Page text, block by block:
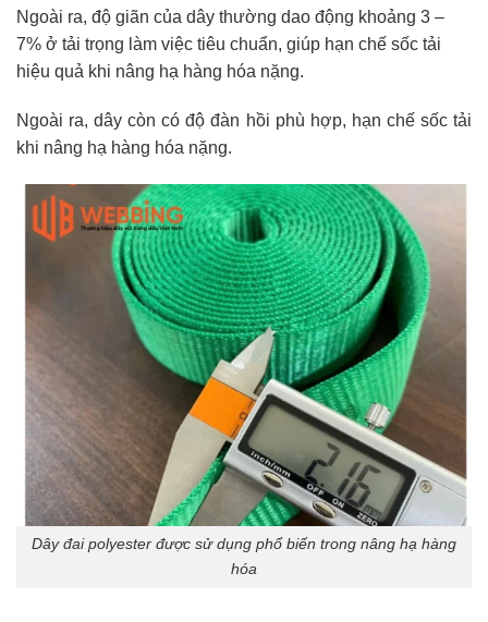
Ngoài ra, độ giãn của dây thường dao động khoảng 3 –
7% ở tải trọng làm việc tiêu chuẩn, giúp hạn chế sốc tải
hiệu quả khi nâng hạ hàng hóa nặng.
Ngoài ra, dây còn có độ đàn hồi phù hợp, hạn chế sốc tải
khi nâng hạ hàng hóa nặng.
Dây đai polyester được sử dụng phổ biến trong nâng hạ hàng
hóa